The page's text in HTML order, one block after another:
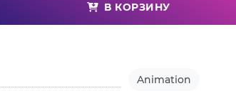
В КОРЗИНУ
Animation